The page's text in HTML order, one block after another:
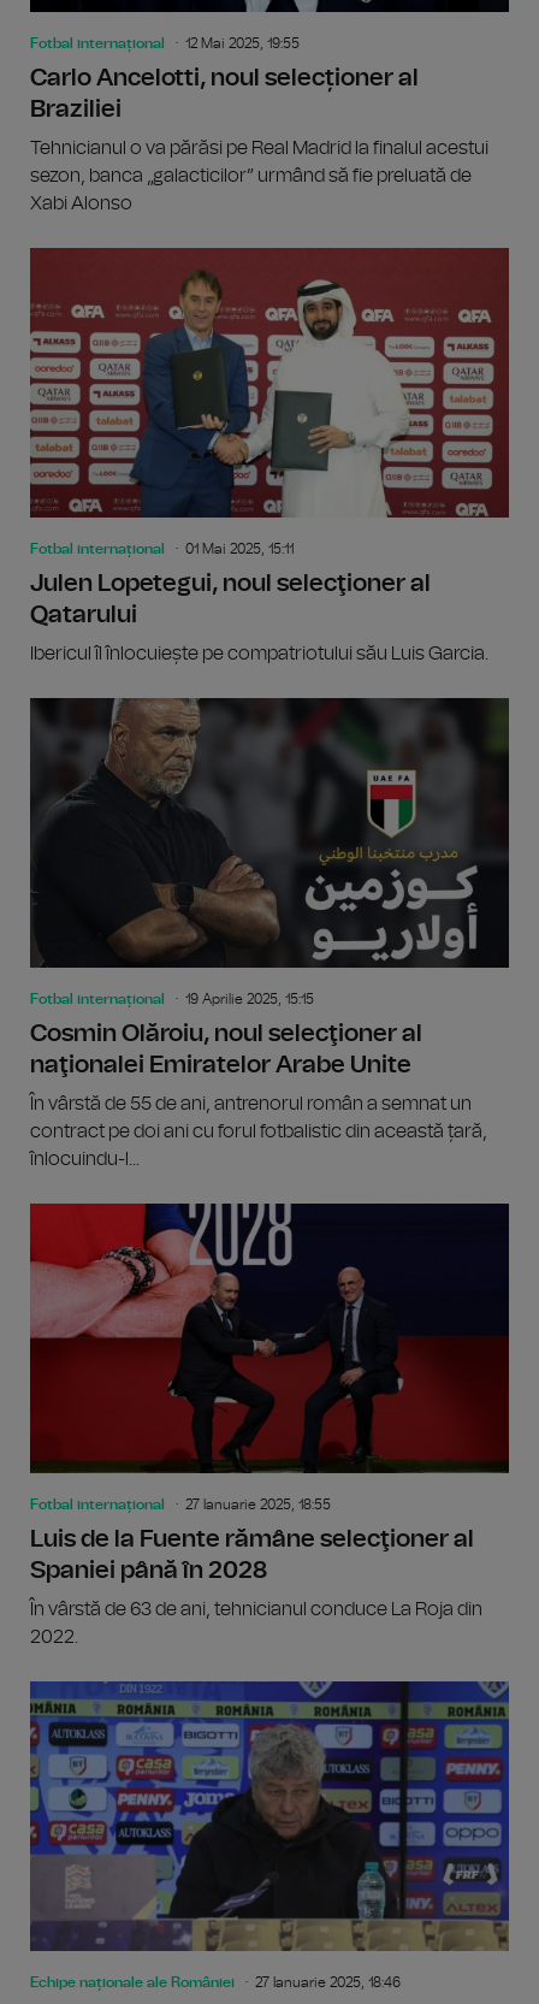
Fotbal internațional 12 Mai 2025, 19:55
Carlo Ancelotti, noul selecționer al
Braziliei
Tehnicianul o va părăsi pe Real Madrid la finalul acestui
sezon, banca „galacticilor” urmând să fie preluată de
Xabi Alonso
Fotbal internațional 01 Mai 2025, 15:11
Julen Lopetegui, noul selecţioner al
Qatarului
Ibericul îl înlocuiește pe compatriotului său Luis Garcia.
Fotbal internațional 19 Aprilie 2025, 15:15
Cosmin Olăroiu, noul selecţioner al
naţionalei Emiratelor Arabe Unite
În vârstă de 55 de ani, antrenorul român a semnat un
contract pe doi ani cu forul fotbalistic din această țară,
înlocuindu-l...
Fotbal internațional 27 Ianuarie 2025, 18:55
Luis de la Fuente rămâne selecţioner al
Spaniei până în 2028
În vârstă de 63 de ani, tehnicianul conduce La Roja din
2022.
Echipe naționale ale României 27 Ianuarie 2025, 18:46